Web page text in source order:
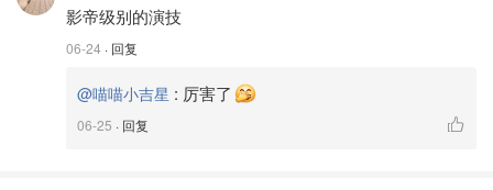
影帝级别的演技
06-24 · 回复
@喵喵小吉星 : 厉害了
06-25 · 回复